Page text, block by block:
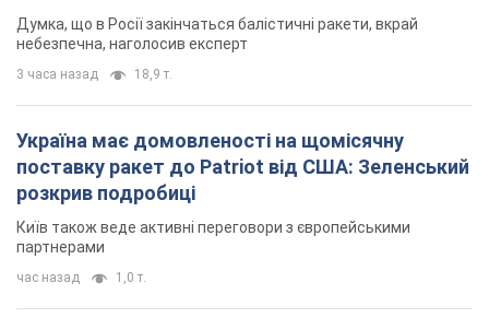
Думка, що в Росії закінчаться балістичні ракети, вкрай
небезпечна, наголосив експерт
3 часа назад 18,9 т.
Україна має домовленості на щомісячну
поставку ракет до Patriot від США: Зеленський
розкрив подробиці
Київ також веде активні переговори з європейськими
партнерами
час назад 1,0 т.